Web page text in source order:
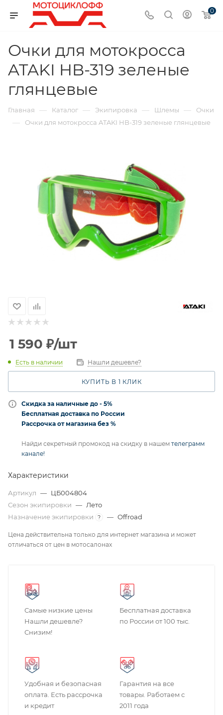
0
Очки для мотокросса
ATAKI HB-319 зеленые
глянцевые
Главная — Каталог — Экипировка — Шлемы — Очки
— Очки для мотокросса ATAKI HB-319 зеленые глянцевые
1 590 ₽/шт
Есть в наличии Нашли дешевле?
КУПИТЬ В 1 КЛИК
Скидка за наличные до - 5%
Бесплатная доставка по России
Рассрочка от магазина без %
Найди секретный промокод на скидку в нашем телеграмм
канале!
Характеристики
Артикул — ЦБ004804
Сезон экипировки — Лето
Назначение экипировки
? — Offroad
Цена действительна только для интернет магазина и может
отличаться от цен в мотосалонах
Самые низкие цены
Нашли дешевле?
Снизим!
Бесплатная доставка
по России от 100 тыс.
Удобная и безопасная
оплата. Есть рассрочка
и кредит
Гарантия на все
товары. Работаем с
2011 года